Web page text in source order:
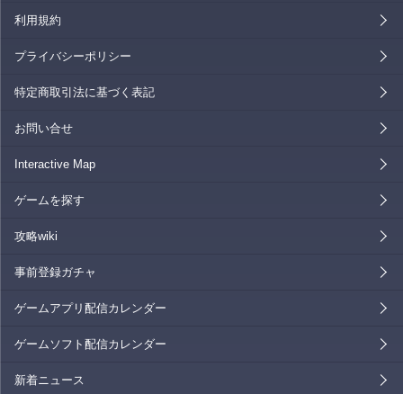
利用規約
プライバシーポリシー
特定商取引法に基づく表記
お問い合せ
Interactive Map
ゲームを探す
攻略wiki
事前登録ガチャ
ゲームアプリ配信カレンダー
ゲームソフト配信カレンダー
新着ニュース